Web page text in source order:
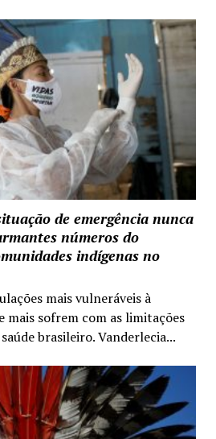
de emergência nunca
números do
indígenas no
mais vulneráveis à
mais sofrem com as limitações
brasileiro. Vanderlecia...